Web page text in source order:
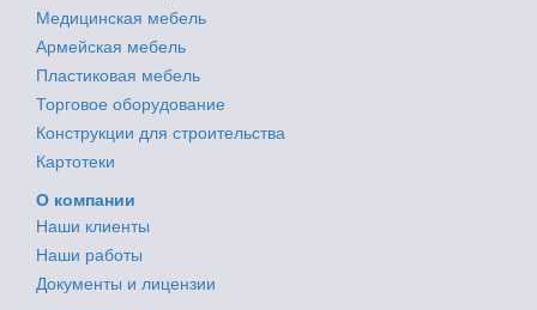
Медицинская мебель
Армейская мебель
Пластиковая мебель
Торговое оборудование
Конструкции для строительства
Картотеки
О компании
Наши клиенты
Наши работы
Документы и лицензии